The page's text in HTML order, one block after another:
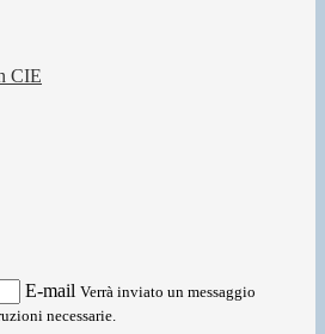
CIE
E-mail Verrà inviato un messaggio
necessarie.